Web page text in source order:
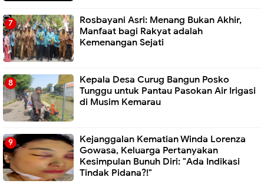
Rosbayani Asri: Menang Bukan Akhir,
Manfaat bagi Rakyat adalah
Kemenangan Sejati
Kepala Desa Curug Bangun Posko
Tunggu untuk Pantau Pasokan Air Irigasi
di Musim Kemarau
Kejanggalan Kematian Winda Lorenza
Gowasa, Keluarga Pertanyakan
Kesimpulan Bunuh Diri: "Ada Indikasi
Tindak Pidana?!"